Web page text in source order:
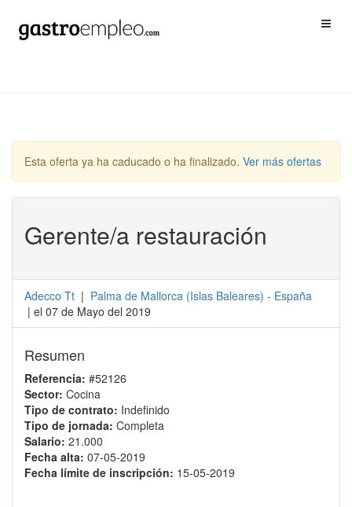
Esta oferta ya ha caducado o ha finalizado. Ver más ofertas
Gerente/a restauración
Adecco Tt | Palma de Mallorca (Islas Baleares) - España
| el 07 de Mayo del 2019
Resumen
Referencia: #52126
Sector: Cocina
Tipo de contrato: Indefinido
Tipo de jornada: Completa
Salario: 21.000
Fecha alta: 07-05-2019
Fecha límite de inscripción: 15-05-2019